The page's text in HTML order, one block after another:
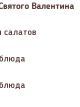
Валентина
салатов